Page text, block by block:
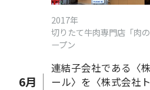
2017年
切りたて牛肉専門店「肉
ープン
6月
連結子会社である〈
ール〉を〈株式会社